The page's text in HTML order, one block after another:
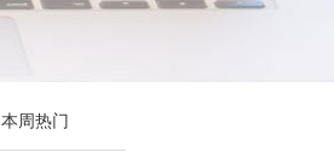
本周热门